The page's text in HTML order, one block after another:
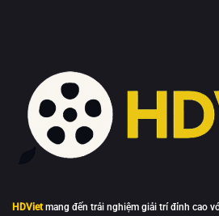
HDVietmang đến trải nghiệm giải trí đỉnh cao